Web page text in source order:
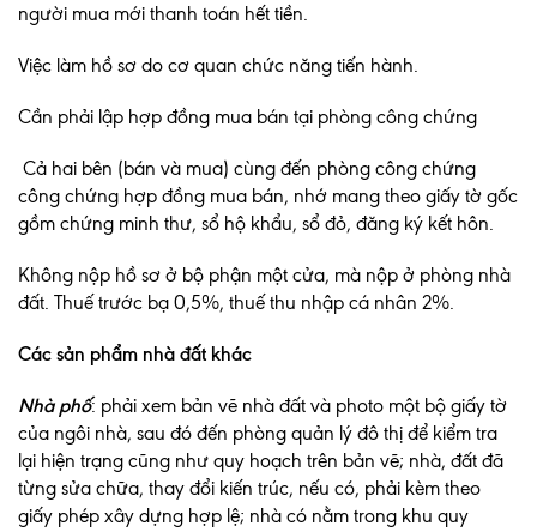
người mua mới thanh toán hết tiền.
Việc làm hồ sơ do cơ quan chức năng tiến hành.
Cần phải lập hợp đồng mua bán tại phòng công chứng
Cả hai bên (bán và mua) cùng đến phòng công chứng
công chứng hợp đồng mua bán, nhớ mang theo giấy tờ gốc
gồm chứng minh thư, sổ hộ khẩu, sổ đỏ, đăng ký kết hôn.
Không nộp hồ sơ ở bộ phận một cửa, mà nộp ở phòng nhà
đất. Thuế trước bạ 0,5%, thuế thu nhập cá nhân 2%.
Các sản phẩm nhà đất khác
Nhà phố: phải xem bản vẽ nhà đất và photo một bộ giấy tờ
của ngôi nhà, sau đó đến phòng quản lý đô thị để kiểm tra
lại hiện trạng cũng như quy hoạch trên bản vẽ; nhà, đất đã
từng sửa chữa, thay đổi kiến trúc, nếu có, phải kèm theo
giấy phép xây dựng hợp lệ; nhà có nằm trong khu quy